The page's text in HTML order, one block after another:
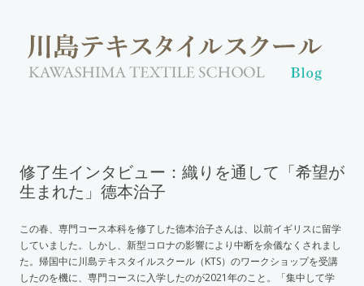
修了生インタビュー：織りを通して「希望が
生まれた」德本治子
この春、専門コース本科を修了した德本治子さんは、以前イギリスに留学
していました。しかし、新型コロナの影響により中断を余儀なくされまし
た。帰国中に川島テキスタイルスクール（KTS）のワークショップを受講
したのを機に、専門コースに入学したのが2021年のこと。「集中して学